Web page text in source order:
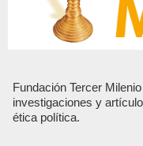
Fundación Tercer
investigaciones y
ética política.